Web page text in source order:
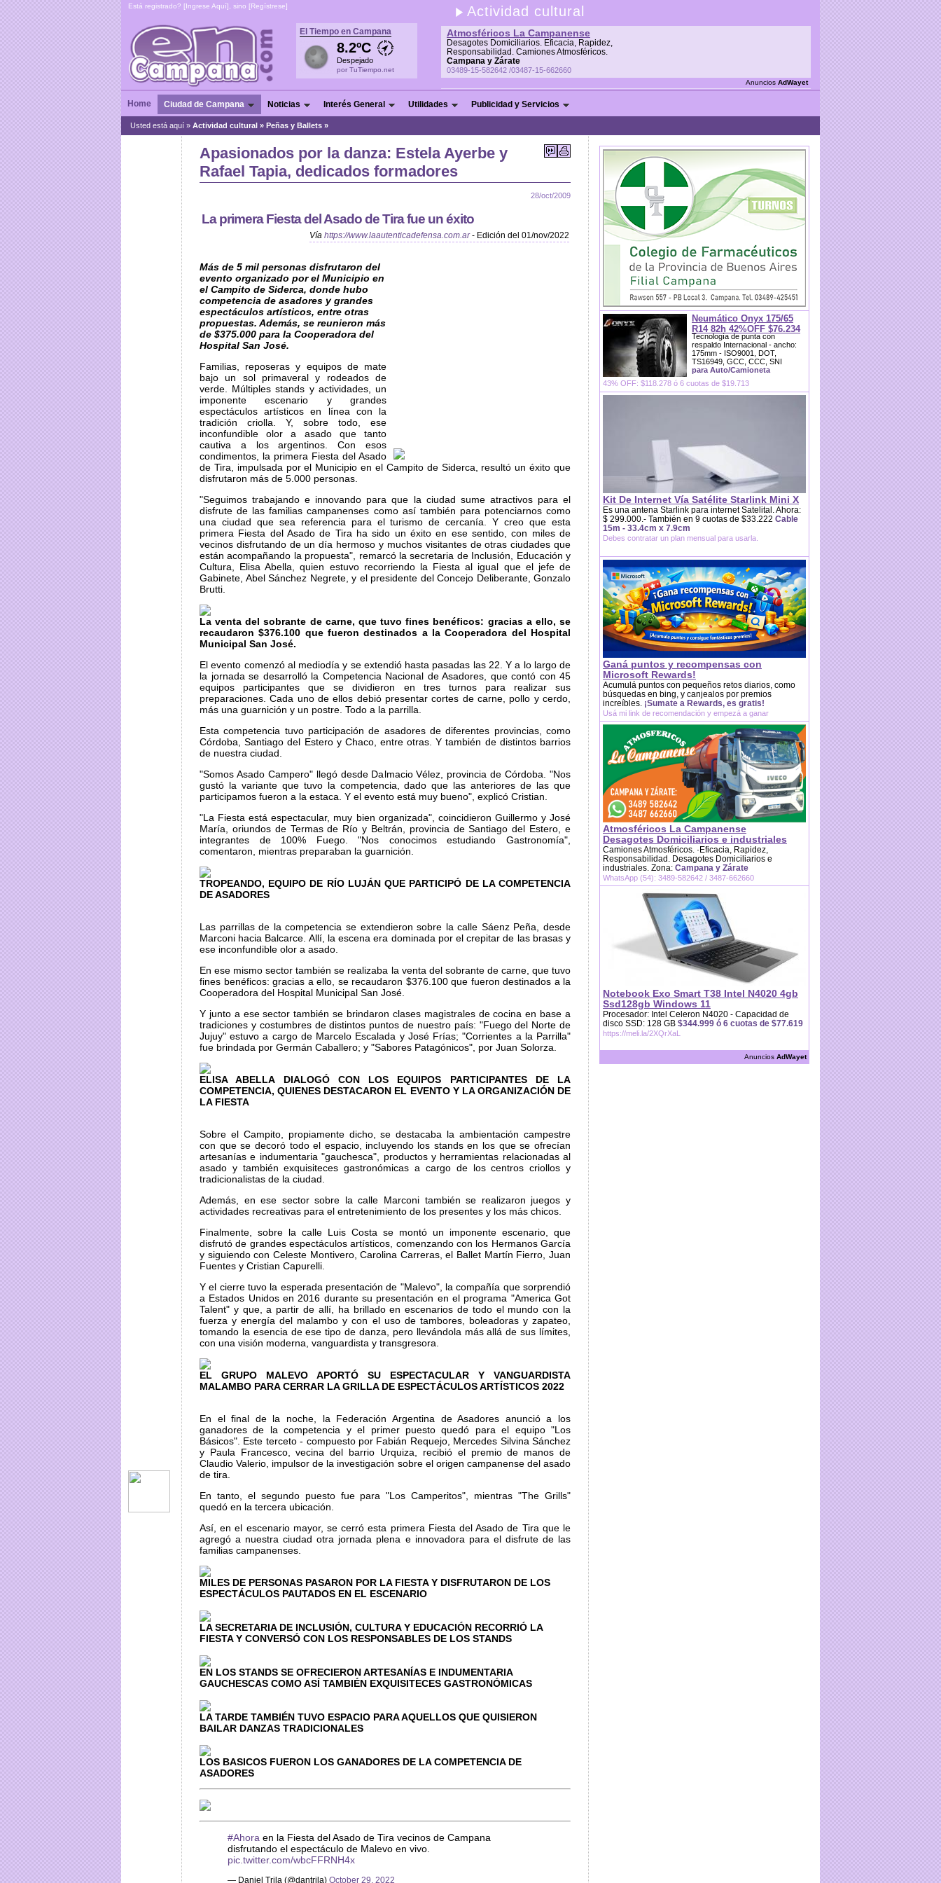
Está registrado? [Ingrese Aquí], sino [Regístrese] Actividad cultural
Atmosféricos La Campanense
Desagotes Domiciliarios. Eficacia, Rapidez,
Responsabilidad. Camiones Atmosféricos.
Campana y Zárate
03489-15-582642 /03487-15-662660
Anuncios AdWayet
El Tiempo en Campana
8.2ºC
Despejado
por TuTiempo.net
Home Ciudad de Campana Noticias Interés General Utilidades Publicidad y Servicios
Usted está aquí » Actividad cultural » Peñas y Ballets »
Apasionados por la danza: Estela Ayerbe y
Rafael Tapia, dedicados formadores
28/oct/2009
La primera Fiesta del Asado de Tira fue un éxito
Vía https://www.laautenticadefensa.com.ar- Edición del 01/nov/2022
Más de 5 mil personas disfrutaron del
evento organizado por el Municipio en
el Campito de Siderca, donde hubo
competencia de asadores y grandes
espectáculos artísticos, entre otras
propuestas. Además, se reunieron más
de $375.000 para la Cooperadora del
Hospital San José.
Familias, reposeras y equipos de mate
bajo un sol primaveral y rodeados de
verde. Múltiples stands y actividades, un
imponente escenario y grandes
espectáculos artísticos en línea con la
tradición criolla. Y, sobre todo, ese
inconfundible olor a asado que tanto
cautiva a los argentinos. Con esos
condimentos, la primera Fiesta del Asado
de Tira, impulsada por el Municipio en el Campito de Siderca, resultó un éxito que
disfrutaron más de 5.000 personas.
"Seguimos trabajando e innovando para que la ciudad sume atractivos para el
disfrute de las familias campanenses como así también para potenciarnos como
una ciudad que sea referencia para el turismo de cercanía. Y creo que esta
primera Fiesta del Asado de Tira ha sido un éxito en ese sentido, con miles de
vecinos disfrutando de un día hermoso y muchos visitantes de otras ciudades que
están acompañando la propuesta", remarcó la secretaria de Inclusión, Educación y
Cultura, Elisa Abella, quien estuvo recorriendo la Fiesta al igual que el jefe de
Gabinete, Abel Sánchez Negrete, y el presidente del Concejo Deliberante, Gonzalo
Brutti.
La venta del sobrante de carne, que tuvo fines benéficos: gracias a ello, se
recaudaron $376.100 que fueron destinados a la Cooperadora del Hospital
Municipal San José.
El evento comenzó al mediodía y se extendió hasta pasadas las 22. Y a lo largo de
la jornada se desarrolló la Competencia Nacional de Asadores, que contó con 45
equipos participantes que se dividieron en tres turnos para realizar sus
preparaciones. Cada uno de ellos debió presentar cortes de carne, pollo y cerdo,
más una guarnición y un postre. Todo a la parrilla.
Esta competencia tuvo participación de asadores de diferentes provincias, como
Córdoba, Santiago del Estero y Chaco, entre otras. Y también de distintos barrios
de nuestra ciudad.
"Somos Asado Campero" llegó desde Dalmacio Vélez, provincia de Córdoba. "Nos
gustó la variante que tuvo la competencia, dado que las anteriores de las que
participamos fueron a la estaca. Y el evento está muy bueno", explicó Cristian.
"La Fiesta está espectacular, muy bien organizada", coincidieron Guillermo y José
María, oriundos de Termas de Río y Beltrán, provincia de Santiago del Estero, e
integrantes de 100% Fuego. "Nos conocimos estudiando Gastronomía",
comentaron, mientras preparaban la guarnición.
TROPEANDO, EQUIPO DE RÍO LUJÁN QUE PARTICIPÓ DE LA COMPETENCIA
DE ASADORES
Las parrillas de la competencia se extendieron sobre la calle Sáenz Peña, desde
Marconi hacia Balcarce. Allí, la escena era dominada por el crepitar de las brasas y
ese inconfundible olor a asado.
En ese mismo sector también se realizaba la venta del sobrante de carne, que tuvo
fines benéficos: gracias a ello, se recaudaron $376.100 que fueron destinados a la
Cooperadora del Hospital Municipal San José.
Y junto a ese sector también se brindaron clases magistrales de cocina en base a
tradiciones y costumbres de distintos puntos de nuestro país: "Fuego del Norte de
Jujuy" estuvo a cargo de Marcelo Escalada y José Frías; "Corrientes a la Parrilla"
fue brindada por Germán Caballero; y "Sabores Patagónicos", por Juan Solorza.
ELISA ABELLA DIALOGÓ CON LOS EQUIPOS PARTICIPANTES DE LA
COMPETENCIA, QUIENES DESTACARON EL EVENTO Y LA ORGANIZACIÓN DE
LA FIESTA
Sobre el Campito, propiamente dicho, se destacaba la ambientación campestre
con que se decoró todo el espacio, incluyendo los stands en los que se ofrecían
artesanías e indumentaria "gauchesca", productos y herramientas relacionadas al
asado y también exquisiteces gastronómicas a cargo de los centros criollos y
tradicionalistas de la ciudad.
Además, en ese sector sobre la calle Marconi también se realizaron juegos y
actividades recreativas para el entretenimiento de los presentes y los más chicos.
Finalmente, sobre la calle Luis Costa se montó un imponente escenario, que
disfrutó de grandes espectáculos artísticos, comenzando con los Hermanos García
y siguiendo con Celeste Montivero, Carolina Carreras, el Ballet Martín Fierro, Juan
Fuentes y Cristian Capurelli.
Y el cierre tuvo la esperada presentación de "Malevo", la compañía que sorprendió
a Estados Unidos en 2016 durante su presentación en el programa "America Got
Talent" y que, a partir de allí, ha brillado en escenarios de todo el mundo con la
fuerza y energía del malambo y con el uso de tambores, boleadoras y zapateo,
tomando la esencia de ese tipo de danza, pero llevándola más allá de sus límites,
con una visión moderna, vanguardista y transgresora.
EL GRUPO MALEVO APORTÓ SU ESPECTACULAR Y VANGUARDISTA
MALAMBO PARA CERRAR LA GRILLA DE ESPECTÁCULOS ARTÍSTICOS 2022
En el final de la noche, la Federación Argentina de Asadores anunció a los
ganadores de la competencia y el primer puesto quedó para el equipo "Los
Básicos". Este terceto - compuesto por Fabián Requejo, Mercedes Silvina Sánchez
y Paula Francesco, vecina del barrio Urquiza, recibió el premio de manos de
Claudio Valerio, impulsor de la investigación sobre el origen campanense del asado
de tira.
En tanto, el segundo puesto fue para "Los Camperitos", mientras "The Grills"
quedó en la tercera ubicación.
Así, en el escenario mayor, se cerró esta primera Fiesta del Asado de Tira que le
agregó a nuestra ciudad otra jornada plena e innovadora para el disfrute de las
familias campanenses.
MILES DE PERSONAS PASARON POR LA FIESTA Y DISFRUTARON DE LOS
ESPECTÁCULOS PAUTADOS EN EL ESCENARIO
LA SECRETARIA DE INCLUSIÓN, CULTURA Y EDUCACIÓN RECORRIÓ LA
FIESTA Y CONVERSÓ CON LOS RESPONSABLES DE LOS STANDS
EN LOS STANDS SE OFRECIERON ARTESANÍAS E INDUMENTARIA
GAUCHESCAS COMO ASÍ TAMBIÉN EXQUISITECES GASTRONÓMICAS
LA TARDE TAMBIÉN TUVO ESPACIO PARA AQUELLOS QUE QUISIERON
BAILAR DANZAS TRADICIONALES
LOS BASICOS FUERON LOS GANADORES DE LA COMPETENCIA DE
ASADORES
#Ahora en la Fiesta del Asado de Tira vecinos de Campana
disfrutando el espectáculo de Malevo en vivo.
pic.twitter.com/wbcFFRNH4x
— Daniel Trila (@dantrila) October 29, 2022
Neumático Onyx 175/65
R14 82h 42%OFF $76.234
Tecnología de punta con
respaldo Internacional - ancho:
175mm - ISO9001, DOT,
TS16949, GCC, CCC, SNI
para Auto/Camioneta
43% OFF: $118.278 ó 6 cuotas de $19.713
Kit De Internet Vía Satélite Starlink Mini X
Es una antena Starlink para internet Satelital. Ahora:
$ 299.000.- También en 9 cuotas de $33.222 Cable
15m - 33.4cm x 7.9cm
Debes contratar un plan mensual para usarla.
Ganá puntos y recompensas con
Microsoft Rewards!
Acumulá puntos con pequeños retos diarios, como
búsquedas en bing, y canjealos por premios
increíbles. ¡Sumate a Rewards, es gratis!
Usá mi link de recomendación y empezá a ganar
Atmosféricos La Campanense
Desagotes Domiciliarios e industriales
Camiones Atmosféricos. ·Eficacia, Rapidez,
Responsabilidad. Desagotes Domiciliarios e
industriales. Zona: Campana y Zárate
WhatsApp (54): 3489-582642 / 3487-662660
Notebook Exo Smart T38 Intel N4020 4gb
Ssd128gb Windows 11
Procesador: Intel Celeron N4020 - Capacidad de
disco SSD: 128 GB $344.999 ó 6 cuotas de $77.619
https://meli.la/2XQrXaL
Anuncios AdWayet